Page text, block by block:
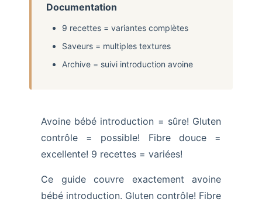
Documentation
9 recettes = variantes complètes
Saveurs = multiples textures
Archive = suivi introduction avoine
Avoine bébé introduction = sûre! Gluten
contrôle = possible! Fibre douce =
excellente! 9 recettes = variées!
Ce guide couvre exactement avoine
bébé introduction. Gluten contrôle! Fibre